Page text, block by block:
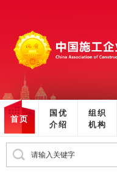
首页
国优
介绍
组织
机构